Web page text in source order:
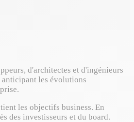
d'architectes et d'ingénieurs
anticipant les évolutions
les objectifs business. En
des investisseurs et du board.